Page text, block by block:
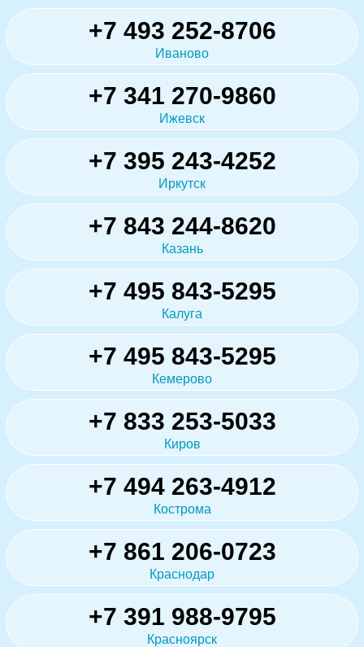
+7 493 252-8706
Иваново
+7 341 270-9860
Ижевск
+7 395 243-4252
Иркутск
+7 843 244-8620
Казань
+7 495 843-5295
Калуга
+7 495 843-5295
Кемерово
+7 833 253-5033
Киров
+7 494 263-4912
Кострома
+7 861 206-0723
Краснодар
+7 391 988-9795
Красноярск